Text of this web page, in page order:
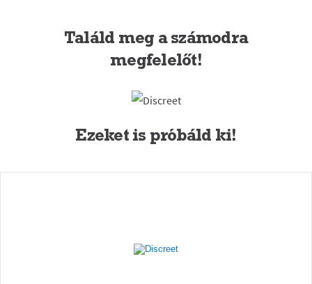
Találd meg a számodra
megfelelőt!
Ezeket is próbáld ki!